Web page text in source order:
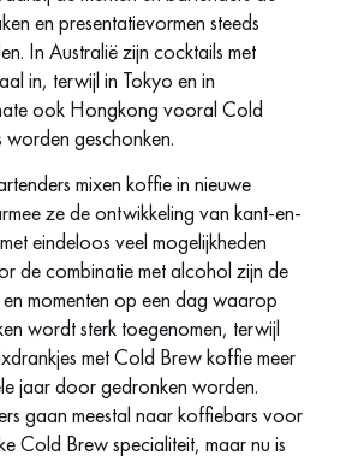
en presentatievormen steeds
In Australië zijn cocktails met
in, terwijl in Tokyo en in
ook Hongkong vooral Cold
geschonken.
mixen koffie in nieuwe
ze de ontwikkeling van kant-en-
eindeloos veel mogelijkheden
de combinatie met alcohol zijn de
momenten op een dag waarop
wordt sterk toegenomen, terwijl
met Cold Brew koffie meer
jaar door gedronken worden.
gaan meestal naar koffiebars voor
Cold Brew specialiteit, maar nu is